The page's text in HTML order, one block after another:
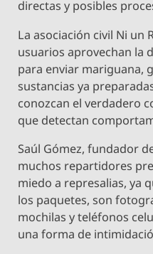
directas y posibles
La asociación civil Ni
usuarios aprovechan la
para enviar mariguana,
sustancias ya
conozcan el verdadero
que detectan
Saúl Gómez, fundador
muchos repartidores
miedo a represalias, ya
los paquetes, son
mochilas y teléfonos
una forma de